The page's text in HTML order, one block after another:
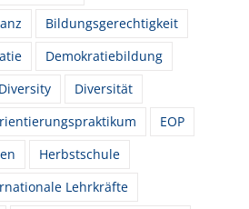
Bildungsgerechtigkeit
Demokratiebildung
Diversity
Diversität
EOP
Herbstschule
Lehrkräfte